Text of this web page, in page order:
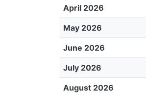
April 2026
May 2026
June 2026
July 2026
August 2026